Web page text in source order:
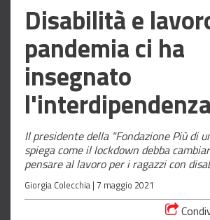
Disabilità e
pandemia ci ha
insegnato
Il presidente della "Fondazione Più di
spiega come il lockdown debba
pensare al lavoro per i ragazzi con
Giorgia Colecchia | 7 maggio 2021